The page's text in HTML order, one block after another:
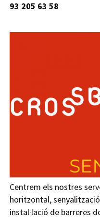
93 205 63 58
Centrem els nostres
horitzontal,
instal·lació de barreres